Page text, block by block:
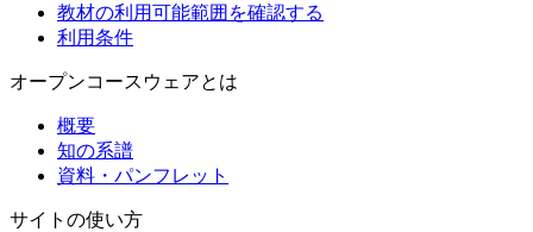
教材の利用可能範囲を確認する
利用条件
オープンコースウェアとは
概要
知の系譜
資料・パンフレット
サイトの使い方